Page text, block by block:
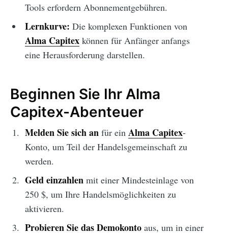
Tools erfordern Abonnementgebühren.
Lernkurve: Die komplexen Funktionen von
Alma Capitexkönnen für Anfänger anfangs
eine Herausforderung darstellen.
Beginnen Sie Ihr Alma
Capitex-Abenteuer
Melden Sie sich anfür ein Alma Capitex-
Konto, um Teil der Handelsgemeinschaft zu
werden.
Geld einzahlenmit einer Mindesteinlage von
250 $, um Ihre Handelsmöglichkeiten zu
aktivieren.
Probieren Sie das Demokontoaus, um in einer